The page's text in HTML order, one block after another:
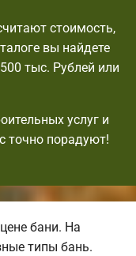
стоимость,
вы найдете
тыс. Рублей или
услуг и
точно порадуют!
бани. На
типы бань.